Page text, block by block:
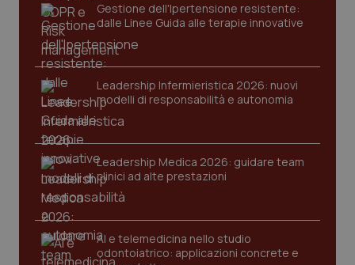
Gestione dell'Ipertensione resistente:
dalle Linee Guida alle terapie innovative
Leadership Infermieristica 2026: nuovi
modelli di responsabilità e autonomia
Leadership Medica 2026: guidare team
clinici ad alte prestazioni
AI e telemedicina nello studio
odontoiatrico: applicazioni concrete e
CookieScriptConsent
CookieScript
tracking-sites-ironfish-
tracking-enable
www.quotidianosanita.it